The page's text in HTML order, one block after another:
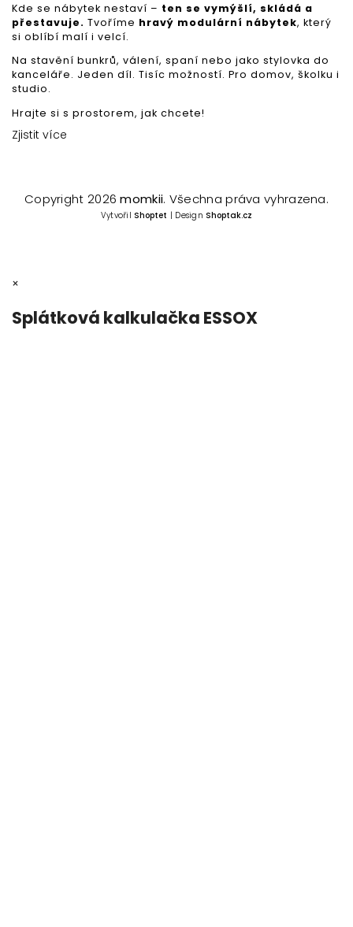
Kde se nábytek nestaví – ten se vymýšlí, skládá a
přestavuje. Tvoříme hravý modulární nábytek, který
si oblíbí malí i velcí.
Na stavění bunkrů, válení, spaní nebo jako stylovka do
kanceláře. Jeden díl. Tisíc možností. Pro domov, školku i
studio.
Hrajte si s prostorem, jak chcete!
Zjistit více
Copyright 2026momkii. Všechna práva vyhrazena.
Vytvořil Shoptet | Design Shoptak.cz
×
Splátková kalkulačka ESSOX